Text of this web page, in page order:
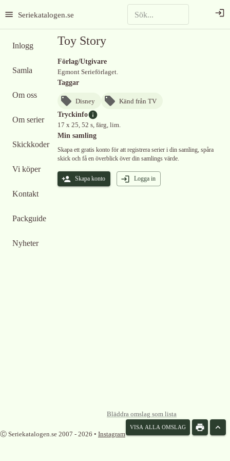
Seriekatalogen.se
Inlogg
Samla
Om oss
Om serier
Skickkoder
Vi köper
Kontakt
Packguide
Nyheter
Toy Story
Förlag/Utgivare
Egmont Serieförlaget.
Taggar
Disney
Känd från TV
Tryckinfo
17 x 25, 52 s, färg, lim.
Min samling
Skapa ett gratis konto för att registrera serier i din samling, spåra
skick och få en överblick över din samlings värde.
Skapa konto Logga in
VISA ALLA OMSLAG
Bläddra omslag som lista
Ⓒ Seriekatalogen.se 2007 - 2026 • Instagram